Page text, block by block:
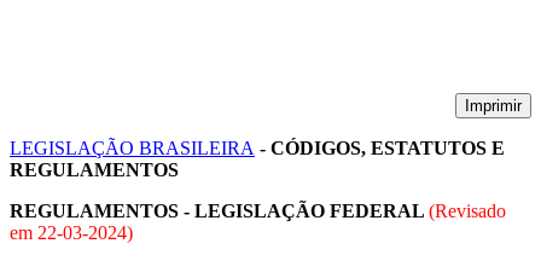
Imprimir
LEGISLAÇÃO BRASILEIRA - CÓDIGOS, ESTATUTOS E
REGULAMENTOS
REGULAMENTOS - LEGISLAÇÃO FEDERAL (Revisado
em 22-03-2024)